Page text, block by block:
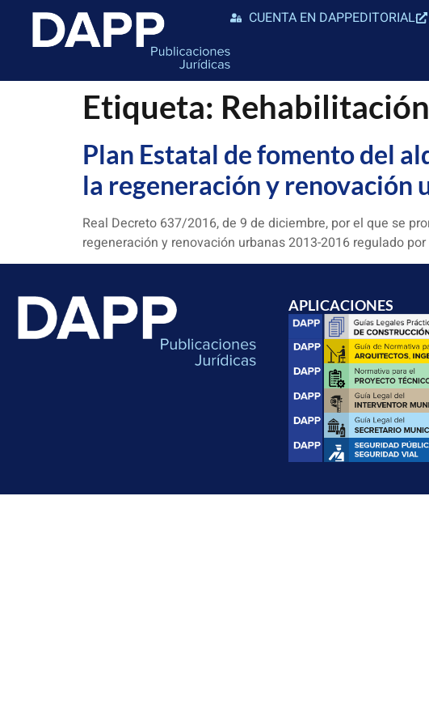
CUENTA EN DAPPEDITORIAL
Etiqueta:
Plan Estatal de fomento del
la regeneración y renovación
Real Decreto 637/2016, de 9 de diciembre, por el que se
regeneración y renovación urbanas 2013-2016 regulado
APLICACIONES